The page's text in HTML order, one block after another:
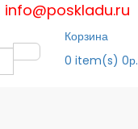
info@poskladu.ru
Корзина
0 item(s) 0р.